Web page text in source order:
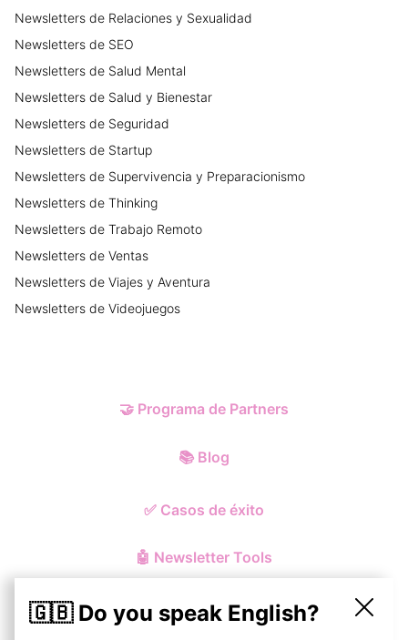
🇬🇧 Do you speak English?
Newsletters de Relaciones y Sexualidad
Newsletters de SEO
Newsletters de Salud Mental
Newsletters de Salud y Bienestar
Newsletters de Seguridad
Newsletters de Startup
Newsletters de Supervivencia y Preparacionismo
Newsletters de Thinking
Newsletters de Trabajo Remoto
Newsletters de Ventas
Newsletters de Viajes y Aventura
Newsletters de Videojuegos
🤝 Programa de Partners
📚 Blog
✅ Casos de éxito
🤖 Newsletter Tools